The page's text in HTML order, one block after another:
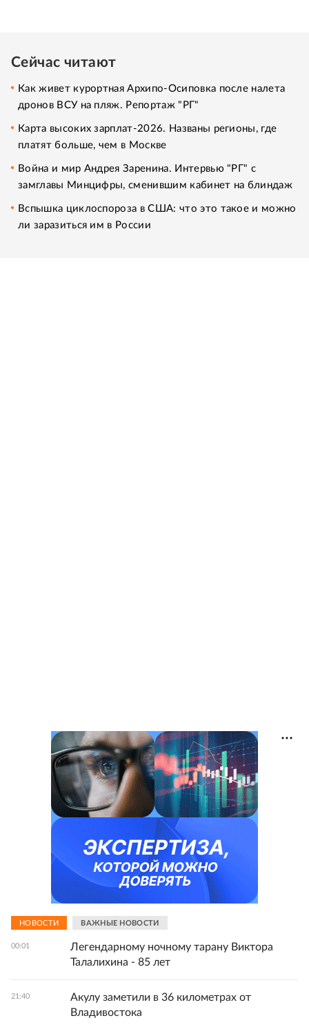
Сейчас читают
Как живет курортная Архипо-Осиповка после налета
дронов ВСУ на пляж. Репортаж "РГ"
Карта высоких зарплат-2026. Названы регионы, где
платят больше, чем в Москве
Война и мир Андрея Заренина. Интервью "РГ" с
замглавы Минцифры, сменившим кабинет на блиндаж
Вспышка циклоспороза в США: что это такое и можно
ли заразиться им в России
НОВОСТИ ВАЖНЫЕ НОВОСТИ
00:01
Легендарному ночному тарану Виктора
Талалихина - 85 лет
21:40
Акулу заметили в 36 километрах от
Владивостока